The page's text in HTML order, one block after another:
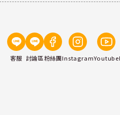
客服 討論區粉絲團InstagramYoutube